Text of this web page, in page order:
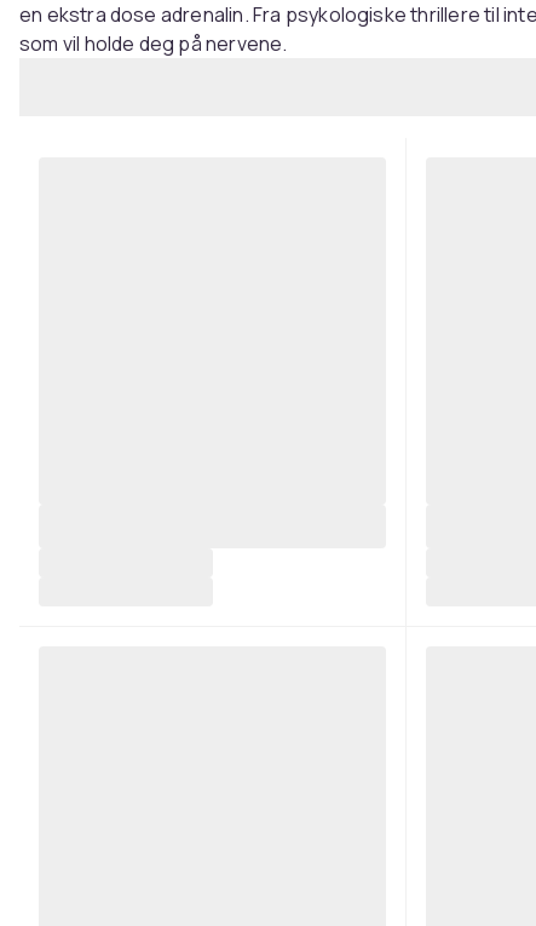
en ekstra dose adrenalin. Fra psykologiske thrillere til
som vil holde deg på nervene.